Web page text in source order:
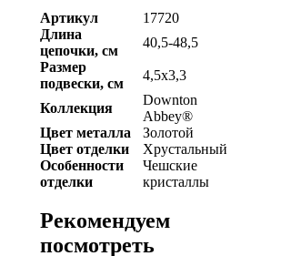
Артикул
17720
Длина
цепочки, см
40,5-48,5
Размер
подвески, см
4,5х3,3
Коллекция
Downton
Abbey®
Цвет металла
Золотой
Цвет отделки
Хрустальный
Особенности
отделки
Чешские
кристаллы
Рекомендуем
посмотреть